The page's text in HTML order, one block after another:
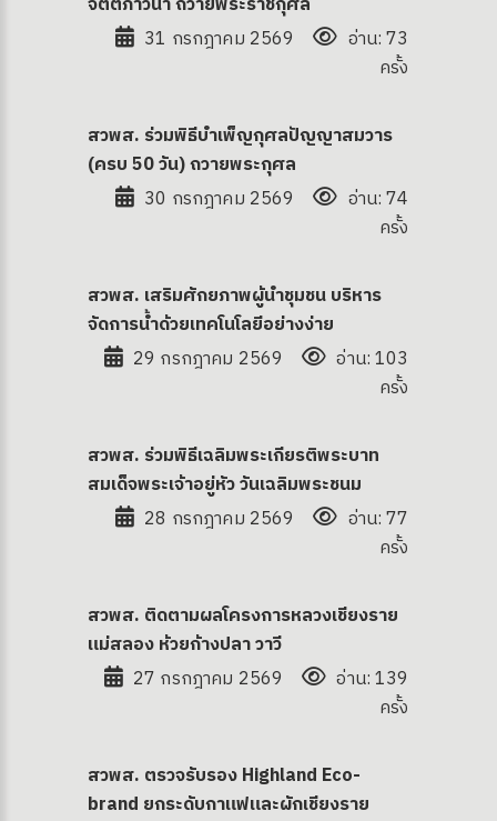
31 กรกฎาคม 2569
อ่าน: 73
ครั้ง
สวพส. ร่วมพิธีบำเพ็ญกุศลปัญญาสมวาร
(ครบ 50 วัน) ถวายพระกุศล
30 กรกฎาคม 2569
อ่าน: 74
ครั้ง
สวพส. เสริมศักยภาพผู้นำชุมชน บริหาร
จัดการน้ำด้วยเทคโนโลยีอย่างง่าย
29 กรกฎาคม 2569
อ่าน: 103
ครั้ง
สวพส. ร่วมพิธีเฉลิมพระเกียรติพระบาท
สมเด็จพระเจ้าอยู่หัว วันเฉลิมพระชนม
28 กรกฎาคม 2569
อ่าน: 77
ครั้ง
สวพส. ติดตามผลโครงการหลวงเชียงราย
แม่สลอง ห้วยก้างปลา วาวี
27 กรกฎาคม 2569
อ่าน: 139
ครั้ง
สวพส. ตรวจรับรอง Highland Eco-
brand ยกระดับกาแฟและผักเชียงราย